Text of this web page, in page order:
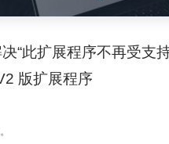
“此扩展程序不再受支
版扩展程序